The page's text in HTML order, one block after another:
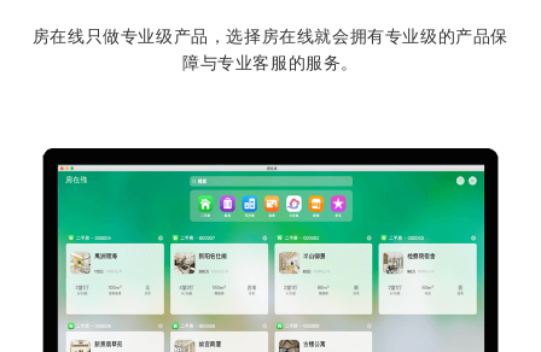
房在线只做专业级产品，选择房在线就会拥有专业级的产品保
障与专业客服的服务。